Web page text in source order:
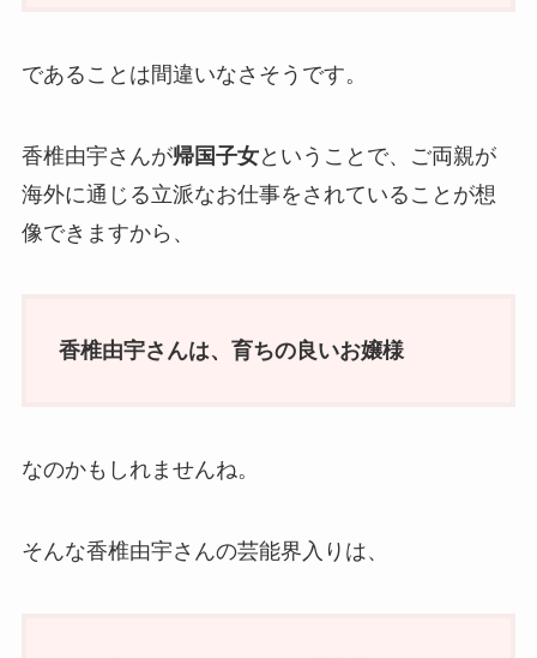
であることは間違いなさそうです。
香椎由宇さんが帰国子女ということで、ご両親が
海外に通じる立派なお仕事をされていることが想
像できますから、
香椎由宇さんは、育ちの良いお嬢様
なのかもしれませんね。
そんな香椎由宇さんの芸能界入りは、